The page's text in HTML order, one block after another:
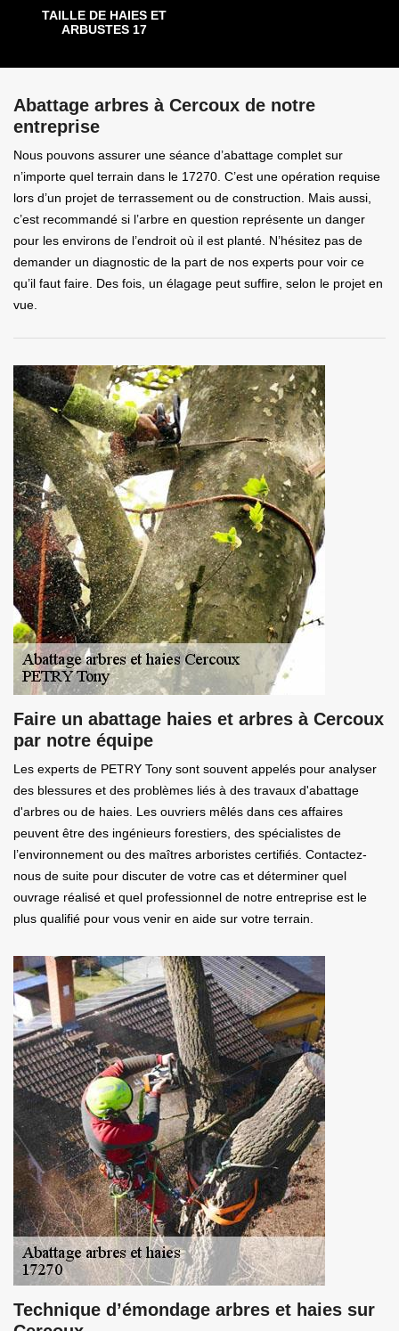
TAILLE DE HAIES ET
ARBUSTES 17
Abattage arbres à Cercoux de notre
entreprise
Nous pouvons assurer une séance d’abattage complet sur
n’importe quel terrain dans le 17270. C’est une opération requise
lors d’un projet de terrassement ou de construction. Mais aussi,
c’est recommandé si l’arbre en question représente un danger
pour les environs de l’endroit où il est planté. N’hésitez pas de
demander un diagnostic de la part de nos experts pour voir ce
qu’il faut faire. Des fois, un élagage peut suffire, selon le projet en
vue.
Faire un abattage haies et arbres à Cercoux
par notre équipe
Les experts de PETRY Tony sont souvent appelés pour analyser
des blessures et des problèmes liés à des travaux d'abattage
d'arbres ou de haies. Les ouvriers mêlés dans ces affaires
peuvent être des ingénieurs forestiers, des spécialistes de
l’environnement ou des maîtres arboristes certifiés. Contactez-
nous de suite pour discuter de votre cas et déterminer quel
ouvrage réalisé et quel professionnel de notre entreprise est le
plus qualifié pour vous venir en aide sur votre terrain.
Technique d’émondage arbres et haies sur